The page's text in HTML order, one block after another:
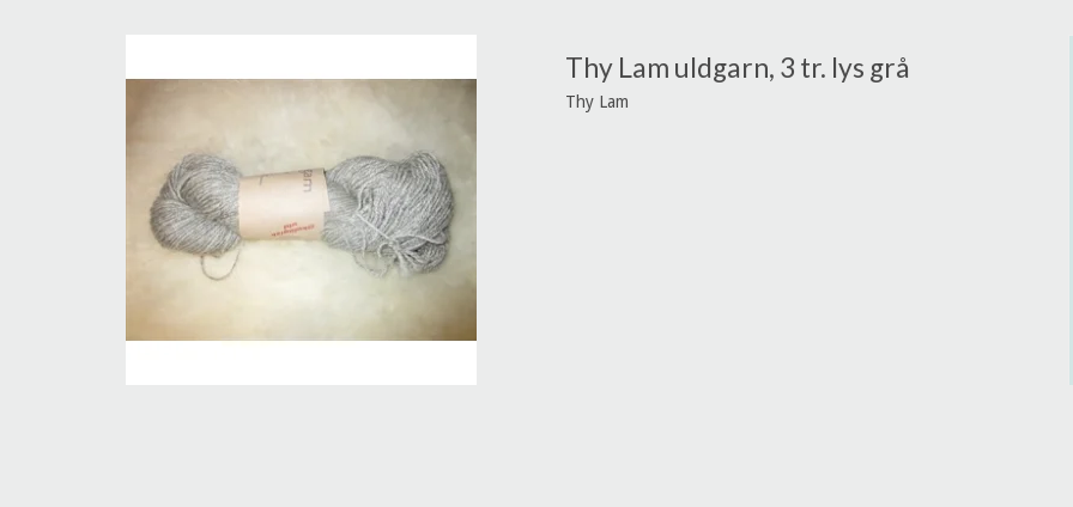
Thy Lam uldgarn, 3 tr. lys grå
Thy Lam